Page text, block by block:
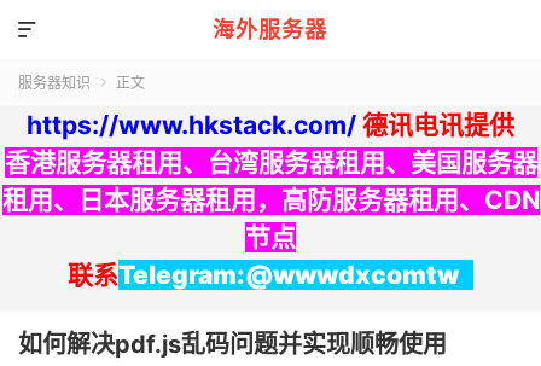
海外服务器

服务器知识  正文
https://www.hkstack.com/ 德讯电讯提供
香港服务器租用、 台湾服务器租用、 美国服务器
租用、 日本服务器租用 ， 高防服务器租用、 CDN
节点
联系Telegram:@wwwdxcomtw
如何解决pdf.js乱码问题并实现顺畅使用